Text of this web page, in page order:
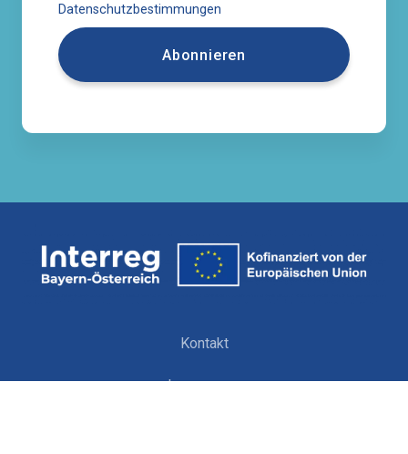
Datenschutzbestimmungen
Kontakt
Impressum